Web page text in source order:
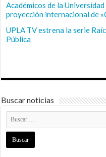
Académicos de la
proyección internacional de
UPLA TV estrena la serie
Pública
Buscar noticias